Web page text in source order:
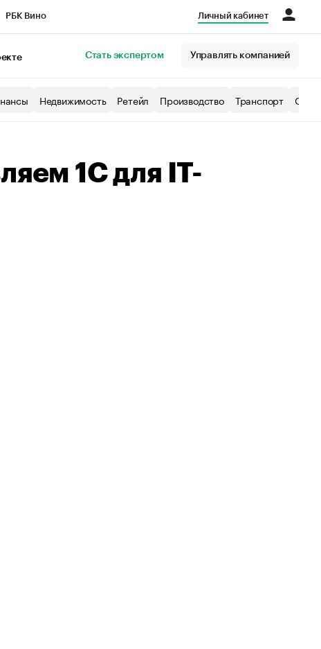
РБК Вино Личный кабинет
Стать экспертом Управлять компанией
Недвижимость Ретейл Производство Транспорт
1С для IT-